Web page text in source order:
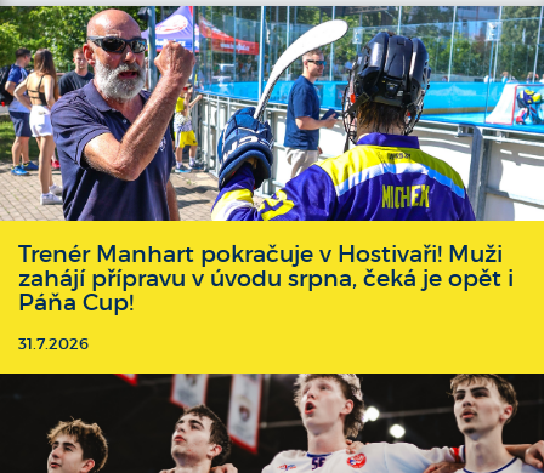
Trenér Manhart pokračuje v Hostivaři! Muži
zahájí přípravu v úvodu srpna, čeká je opět i
Páňa Cup!
31.7.2026